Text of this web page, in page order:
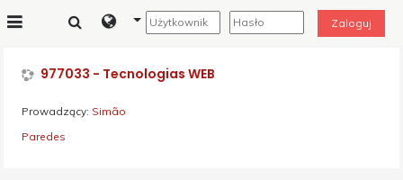
Zaloguj
977033 - Tecnologias WEB
Prowadzący: Simão
Paredes